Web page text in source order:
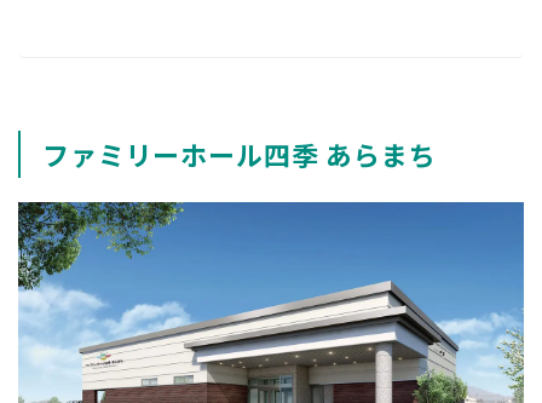
ファミリーホール四季 あらまち